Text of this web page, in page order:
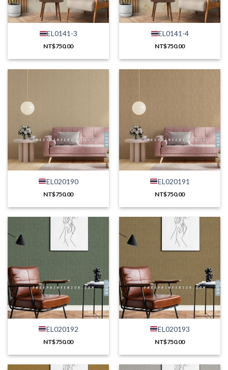
EL0141-3
NT$750.00
EL0141-4
NT$750.00
EL020190
NT$750.00
EL020191
NT$750.00
EL020192
NT$750.00
EL020193
NT$750.00